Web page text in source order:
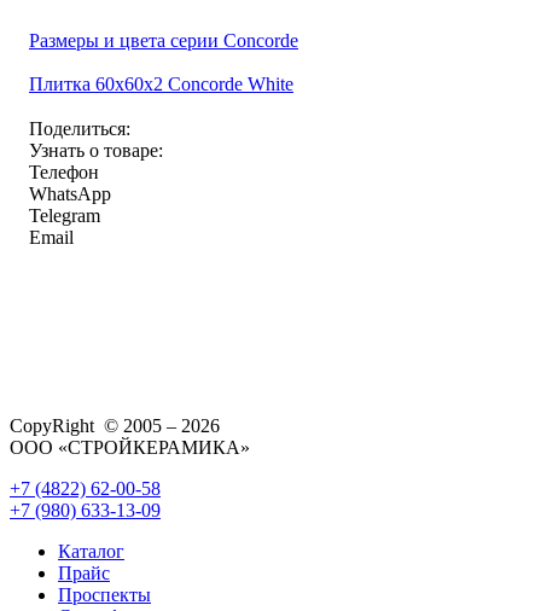
Размеры и цвета серии Concorde
Плитка 60x60x2 Concorde White
Поделиться:
Узнать о товаре:
Телефон
WhatsApp
Telegram
Email
CopyRight © 2005 – 2026
ООО «СТРОЙКЕРАМИКА»
+7 (4822) 62-00-58
+7 (980) 633-13-09
Каталог
Прайс
Проспекты